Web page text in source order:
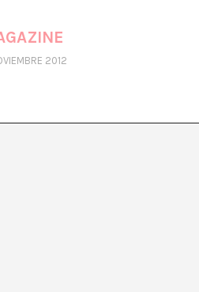
2012
tuit sobre si el futuro de la
filmado en el que la lectura
Porta,
.